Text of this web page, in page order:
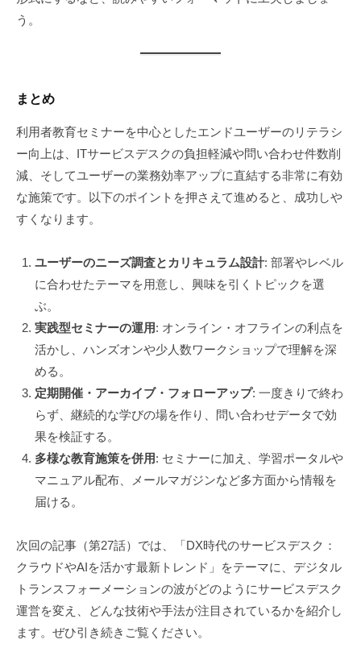
う。
まとめ
利用者教育セミナーを中心としたエンドユーザーのリテラシ
ー向上は、ITサービスデスクの負担軽減や問い合わせ件数削
減、そしてユーザーの業務効率アップに直結する非常に有効
な施策です。以下のポイントを押さえて進めると、成功しや
すくなります。
ユーザーのニーズ調査とカリキュラム設計: 部署やレベル
に合わせたテーマを用意し、興味を引くトピックを選
ぶ。
実践型セミナーの運用: オンライン・オフラインの利点を
活かし、ハンズオンや少人数ワークショップで理解を深
める。
定期開催・アーカイブ・フォローアップ: 一度きりで終わ
らず、継続的な学びの場を作り、問い合わせデータで効
果を検証する。
多様な教育施策を併用: セミナーに加え、学習ポータルや
マニュアル配布、メールマガジンなど多方面から情報を
届ける。
次回の記事（第27話）では、「DX時代のサービスデスク：
クラウドやAIを活かす最新トレンド」をテーマに、デジタル
トランスフォーメーションの波がどのようにサービスデスク
運営を変え、どんな技術や手法が注目されているかを紹介し
ます。ぜひ引き続きご覧ください。